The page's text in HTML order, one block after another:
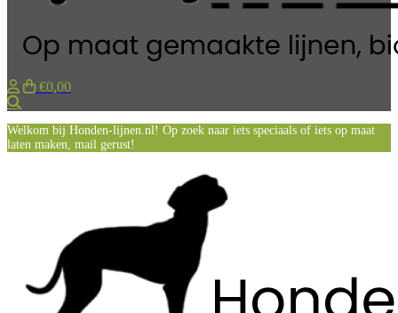
€0,00
Welkom bij Honden-lijnen.nl! Op zoek naar iets speciaals of iets op maat
laten maken, mail gerust!